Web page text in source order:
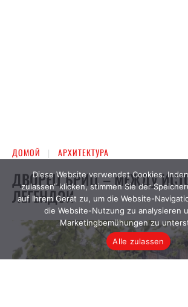
Diese Website verwendet Cookies.
zulassen“ klicken, stimmen Sie der
auf Ihrem Gerät zu, um die Website-
die Website-Nutzung zu analysieren
Marketingbemühungen zu
Alle zulassen